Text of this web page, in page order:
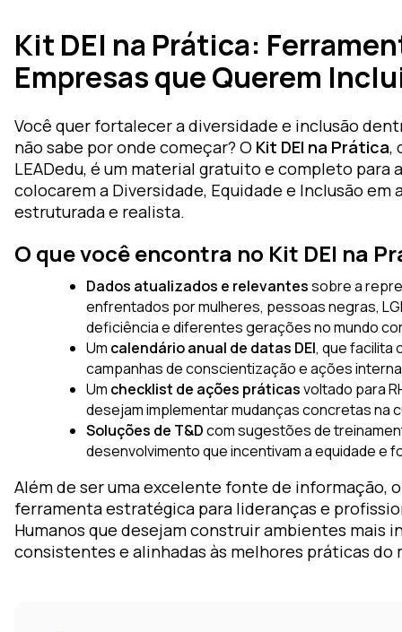
de
—
Kit DEI na Prática:
Empresas que Querem
Você quer fortalecer a diversidade e inclusão
não sabe por onde começar? O Kit DEI na Prática,
LEADedu, é um material gratuito e completo para
colocarem a Diversidade, Equidade e Inclusão em
estruturada e realista.
O que você encontra no Kit DEI na
Dados atualizados e relevantessobre a
enfrentados por mulheres, pessoas negras,
deficiência e diferentes gerações no mundo
Um calendário anual de datas DEI, que facilita
campanhas de conscientização e ações
Um checklist de ações práticasvoltado para
desejam implementar mudanças concretas na
Soluções de T&Dcom sugestões de
desenvolvimento que incentivam a equidade e
Além de ser uma excelente fonte de informação,
ferramenta estratégica para lideranças e
Humanos que desejam construir ambientes mais
consistentes e alinhadas às melhores práticas do